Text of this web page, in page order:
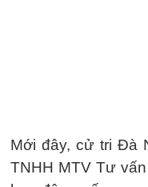
Mới đây, cử tri Đà
TNHH MTV Tư